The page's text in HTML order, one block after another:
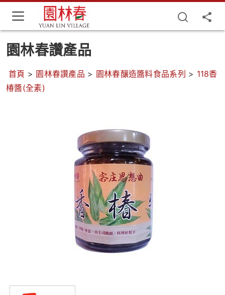
園林春讚產品
首頁 > 園林春讚產品 > 園林春釀造醬料食品系列 > 118香
椿醬(全素)